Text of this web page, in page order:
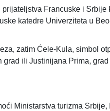
Francuske i Srbije
katedre Univerziteta u
zatim Ćele-Kula, simbol
ili Justinijana Prima,
Ministarstva turizma Srbije,